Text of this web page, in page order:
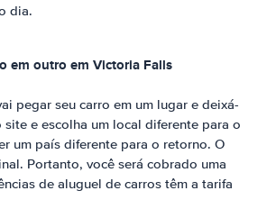
dia.
em outro em Victoria Falls
pegar seu carro em um lugar e deixá-
e escolha um local diferente para o
um país diferente para o retorno. O
Portanto, você será cobrado uma
de aluguel de carros têm a tarifa